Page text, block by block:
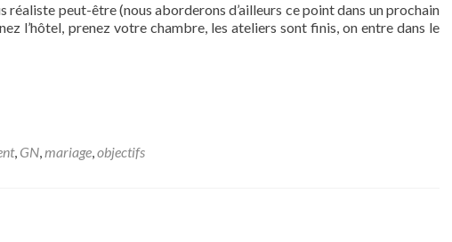
peut-être (nous aborderons d’ailleurs ce point dans un prochain
l’hôtel, prenez votre chambre, les ateliers sont finis, on entre dans le
, GN,mariage,objectifs